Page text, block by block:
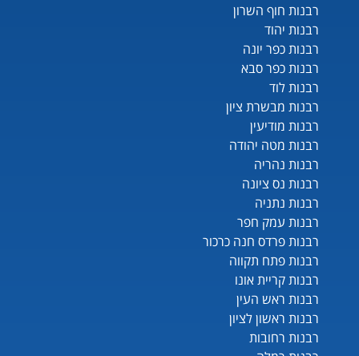
רבנות חוף השרון
רבנות יהוד
רבנות כפר יונה
רבנות כפר סבא
רבנות לוד
רבנות מבשרת ציון
רבנות מודיעין
רבנות מטה יהודה
רבנות נהריה
רבנות נס ציונה
רבנות נתניה
רבנות עמק חפר
רבנות פרדס חנה כרכור
רבנות פתח תקווה
רבנות קריית אונו
רבנות ראש העין
רבנות ראשון לציון
רבנות רחובות